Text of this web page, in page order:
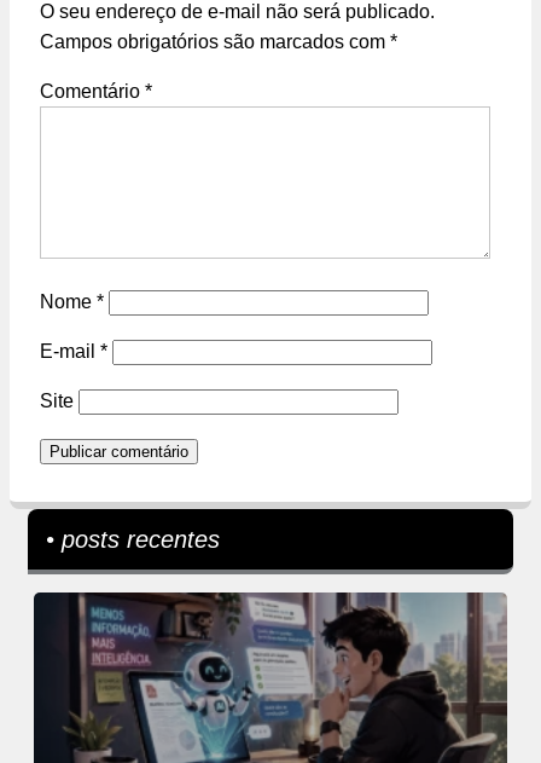
O seu endereço de e-mail não será publicado.
Campos obrigatórios são marcados com *
Comentário *
Nome *
E-mail *
Site
• posts recentes